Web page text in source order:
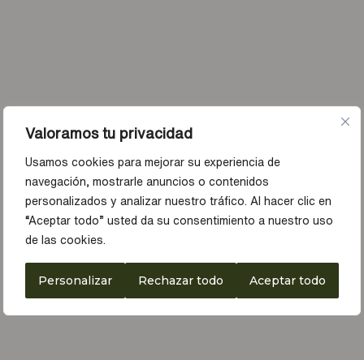
Valoramos tu privacidad
Usamos cookies para mejorar su experiencia de
navegación, mostrarle anuncios o contenidos
personalizados y analizar nuestro tráfico. Al hacer clic en
“Aceptar todo” usted da su consentimiento a nuestro uso
de las cookies.
Personalizar Rechazar todo Aceptar todo